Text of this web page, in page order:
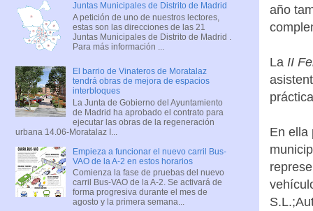
año
La II
En ella
Juntas Municipales de Distrito de Madrid
A petición de uno de nuestros lectores,
estas son las direcciones de las 21
Juntas Municipales de Distrito de Madrid .
Para más información ...
El barrio de Vinateros de Moratalaz
tendrá obras de mejora de espacios
interbloques
La Junta de Gobierno del Ayuntamiento
de Madrid ha aprobado el contrato para
ejecutar las obras de la regeneración
urbana 14.06-Moratalaz I...
Empieza a funcionar el nuevo carril Bus-
VAO de la A-2 en estos horarios
Comienza la fase de pruebas del nuevo
carril Bus-VAO de la A-2. Se activará de
forma progresiva durante el mes de
agosto y la primera semana...